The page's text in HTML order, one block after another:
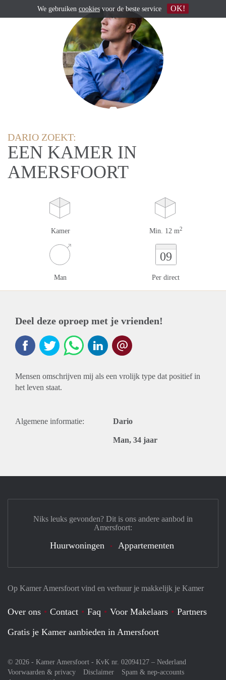
DARIO ZOEKT:
EEN KAMER IN
AMERSFOORT
Kamer Min. 12 m2
Man
09
Per direct
Deel deze oproep met je vrienden!
Mensen omschrijven mij als een vrolijk type dat positief in
het leven staat.
Algemene informatie: Dario
Man, 34 jaar
Op Kamer Amersfoort vind en verhuur je makkelijk je Kamer
Over ons Contact Faq Voor Makelaars
Partners
Gratis je Kamer aanbieden in Amersfoort
© 2026 - Kamer Amersfoort - KvK nr. 02094127 – Nederland
Voorwaarden & privacy
Disclaimer
Spam & nep-accounts
Niks leuks gevonden? Dit is ons andere aanbod in
Amersfoort:
Huurwoningen Appartementen
We gebruiken cookies voor de beste service OK!